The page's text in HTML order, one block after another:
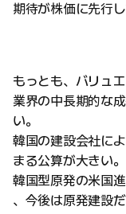
期待が株価に先行
もっとも、バリュ
業界の中長期的な
い。
韓国の建設会社に
まる公算が大きい。
韓国型原発の米国
、今後は原発建設